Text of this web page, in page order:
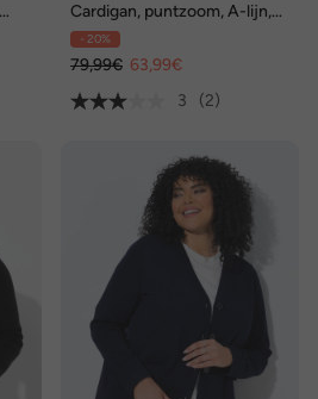
Cardigan, puntzoom, A-lijn,
open model, lange mouwen
- 20%
79,99€ 63,99€
3
(2)